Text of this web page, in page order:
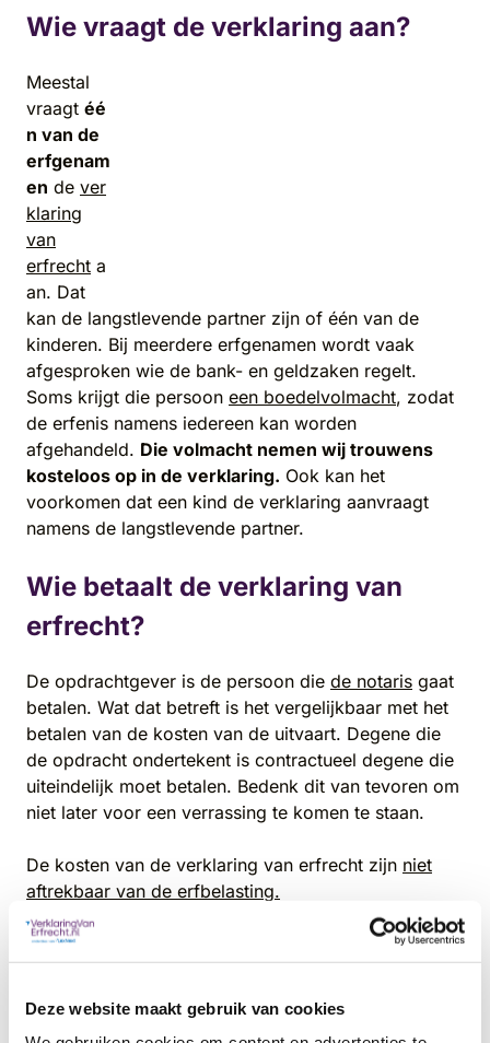
Deze website maakt gebruik van cookies
Wie vraagt de verklaring aan?
Meestal
vraagt éé
n van de
erfgenam
en de ver
klaring
van
erfrecht a
an. Dat
kan de langstlevende partner zijn of één van de
kinderen. Bij meerdere erfgenamen wordt vaak
afgesproken wie de bank- en geldzaken regelt.
Soms krijgt die persoon een boedelvolmacht, zodat
de erfenis namens iedereen kan worden
afgehandeld. Die volmacht nemen wij trouwens
kosteloos op in de verklaring. Ook kan het
voorkomen dat een kind de verklaring aanvraagt
namens de langstlevende partner.
Wie betaalt de verklaring van
erfrecht?
De opdrachtgever is de persoon die de notaris gaat
betalen. Wat dat betreft is het vergelijkbaar met het
betalen van de kosten van de uitvaart. Degene die
de opdracht ondertekent is contractueel degene die
uiteindelijk moet betalen. Bedenk dit van tevoren om
niet later voor een verrassing te komen te staan.
De kosten van de verklaring van erfrecht zijn niet
aftrekbaar van de erfbelasting.
Hoe werkt de betaling?
De aanvrager betaalt de verklaring van erfrecht